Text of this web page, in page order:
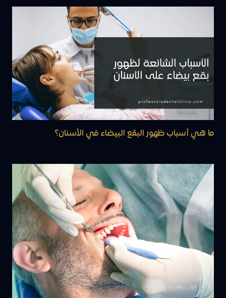
ما هي أسباب ظهور البقع البيضاء في الأسنان؟